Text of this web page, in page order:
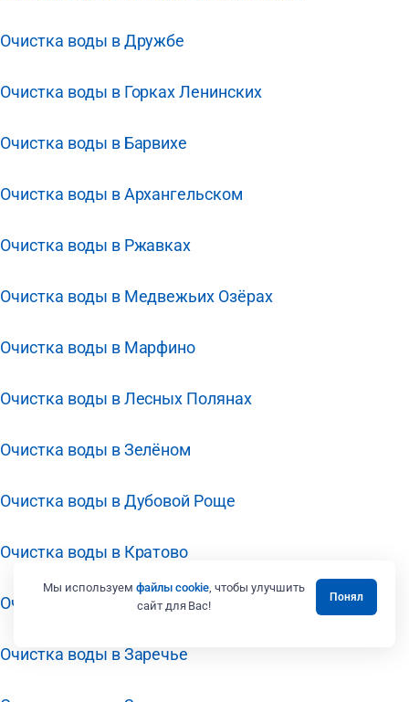
Очистка воды в Дружбе
Очистка воды в Горках Ленинских
Очистка воды в Барвихе
Очистка воды в Архангельском
Очистка воды в Ржавках
Очистка воды в Медвежьих Озёрах
Очистка воды в Марфино
Очистка воды в Лесных Полянах
Очистка воды в Зелёном
Очистка воды в Дубовой Роще
Очистка воды в Кратово
Очистка воды в Звёздном Городке
Очистка воды в Заречье
Мы используем файлы cookie, чтобы улучшить
сайт для Вас!
Понял